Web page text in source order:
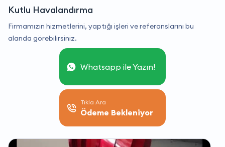
Kutlu Havalandırma
Firmamızın hizmetlerini, yaptığı işleri ve referanslarını bu
alanda görebilirsiniz.
Whatsapp ile Yazın!
Tıkla Ara
Ödeme Bekleniyor